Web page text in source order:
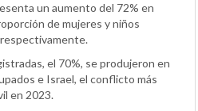
un aumento del 72% en
de mujeres y niños
el 70%, se produjeron en
e Israel, el conflicto más
en 2023.